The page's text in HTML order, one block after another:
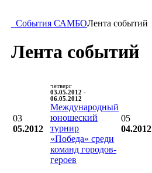
События САМБОЛента событий
Лента событий
03
05.2012
четверг
03.05.2012 -
06.05.2012
Международный
юношеский
турнир
«Победа» среди
команд городов-
героев
05
04.2012